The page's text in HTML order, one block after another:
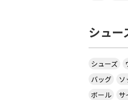
シュー
シューズ
バッグ
ソ
ボール
サ